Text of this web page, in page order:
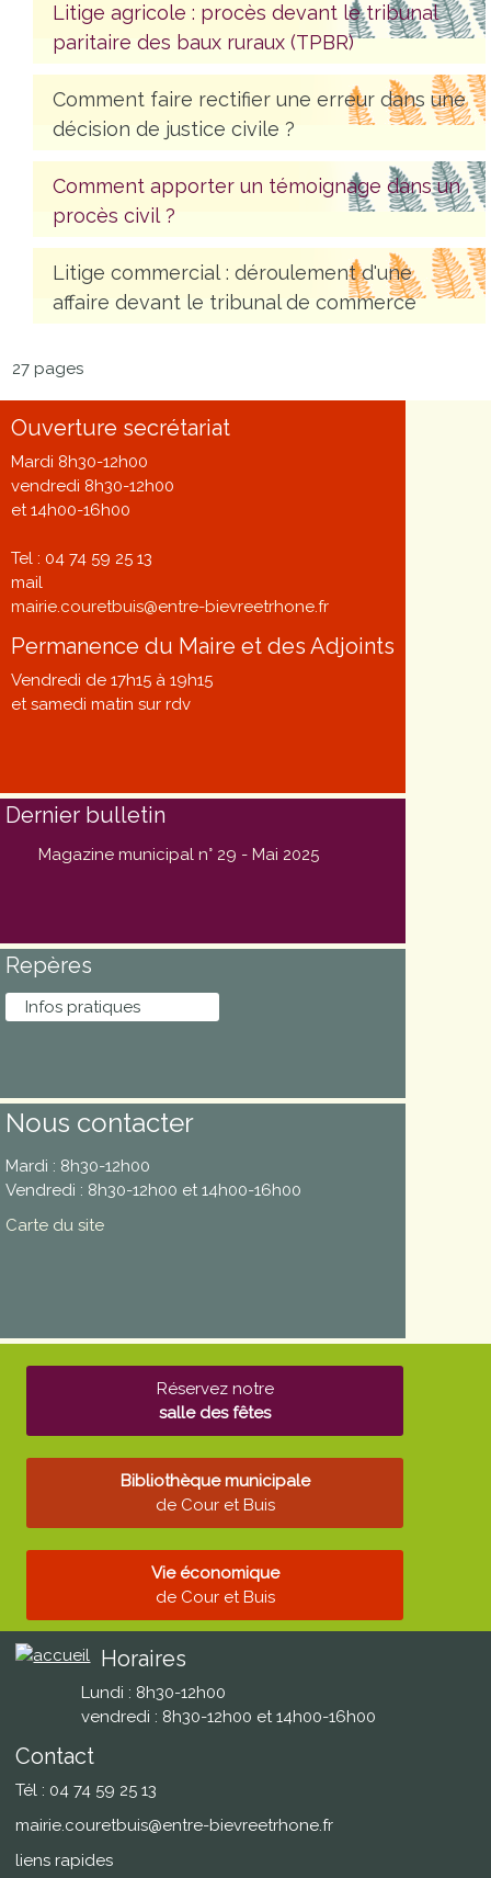
Litige agricole : procès devant le tribunal
paritaire des baux ruraux (TPBR)
Comment faire rectifier une erreur dans une
décision de justice civile ?
Comment apporter un témoignage dans un
procès civil ?
Litige commercial : déroulement d'une
affaire devant le tribunal de commerce
27 pages
Ouverture secrétariat
Mardi 8h30-12h00
vendredi 8h30-12h00
et 14h00-16h00
Tel : 04 74 59 25 13
mail
mairie.couretbuis@entre-bievreetrhone.fr
Permanence du Maire et des Adjoints
Vendredi de 17h15 à 19h15
et samedi matin sur rdv
Dernier bulletin
Magazine municipal n° 29 - Mai 2025
Repères
Infos pratiques
Nous contacter
Mardi : 8h30-12h00
Vendredi : 8h30-12h00 et 14h00-16h00
Carte du site
Réservez notre
salle des fêtes
Bibliothèque municipale
de Cour et Buis
Vie économique
de Cour et Buis
Horaires
Lundi : 8h30-12h00
vendredi : 8h30-12h00 et 14h00-16h00
Contact
Tél : 04 74 59 25 13
mairie.couretbuis@entre-bievreetrhone.fr
liens rapides